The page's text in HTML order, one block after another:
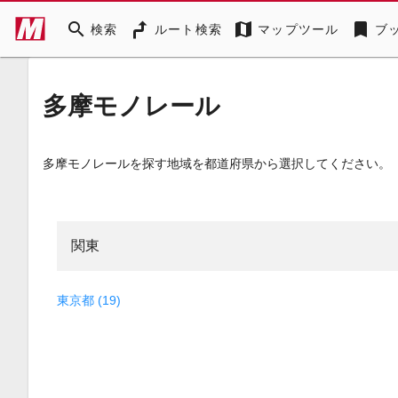
search 検索 ルート検索 map マップツール bookmark ブ
多摩モノレール
多摩モノレールを探す地域を都道府県から選択してください。
関東
東京都 (19)